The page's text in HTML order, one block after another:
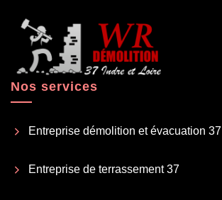
Nos services
Entreprise démolition et évacuation 37
Entreprise de terrassement 37